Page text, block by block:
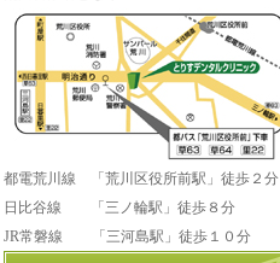
都電荒川線 「荒川区役所前駅」徒歩２分
日比谷線 「三ノ輪駅」徒歩８分
JR常磐線 「三河島駅」徒歩１０分